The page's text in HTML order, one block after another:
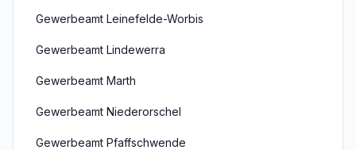
Gewerbeamt Leinefelde-Worbis
Gewerbeamt Lindewerra
Gewerbeamt Marth
Gewerbeamt Niederorschel
Gewerbeamt Pfaffschwende